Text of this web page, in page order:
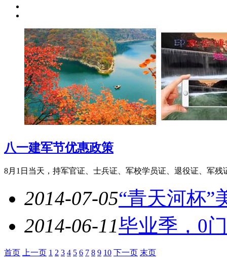
八一建军节优惠政策
8月1日当天，持军官证、士兵证、军校学员证、退役证、军
2014-07-05“青天河杯”
2014-06-11毕业季，0
首页 上一页 1 2 3 4 5 6 7 8 9 10 下一页 末页